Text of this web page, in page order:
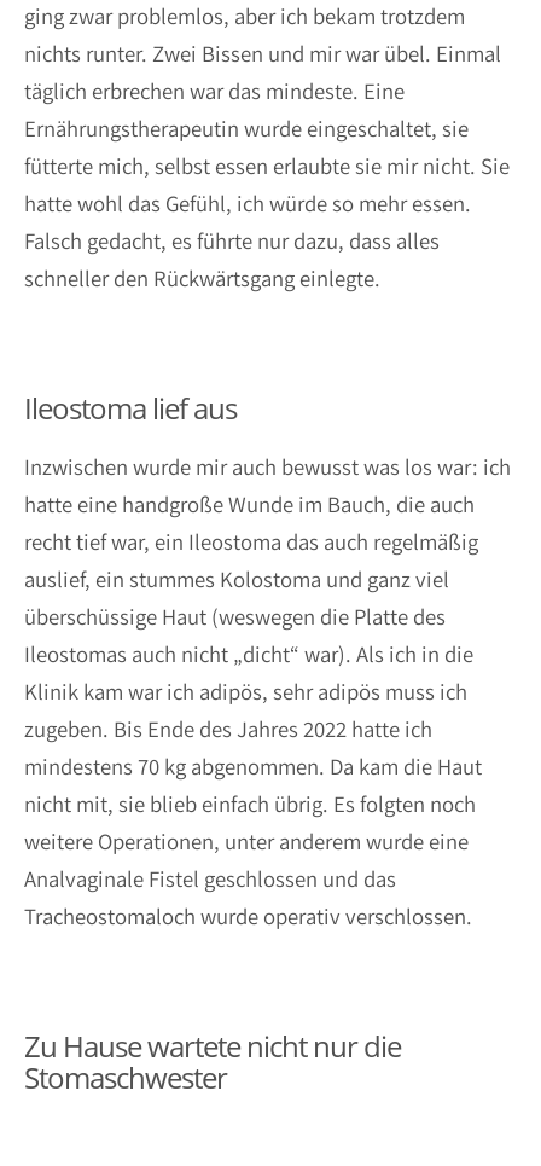
ging zwar problemlos, aber ich bekam trotzdem
nichts runter. Zwei Bissen und mir war übel. Einmal
täglich erbrechen war das mindeste. Eine
Ernährungstherapeutin wurde eingeschaltet, sie
fütterte mich, selbst essen erlaubte sie mir nicht. Sie
hatte wohl das Gefühl, ich würde so mehr essen.
Falsch gedacht, es führte nur dazu, dass alles
schneller den Rückwärtsgang einlegte.
Ileostoma lief aus
Inzwischen wurde mir auch bewusst was los war: ich
hatte eine handgroße Wunde im Bauch, die auch
recht tief war, ein Ileostoma das auch regelmäßig
auslief, ein stummes Kolostoma und ganz viel
überschüssige Haut (weswegen die Platte des
Ileostomas auch nicht „dicht“ war). Als ich in die
Klinik kam war ich adipös, sehr adipös muss ich
zugeben. Bis Ende des Jahres 2022 hatte ich
mindestens 70 kg abgenommen. Da kam die Haut
nicht mit, sie blieb einfach übrig. Es folgten noch
weitere Operationen, unter anderem wurde eine
Analvaginale Fistel geschlossen und das
Tracheostomaloch wurde operativ verschlossen.
Zu Hause wartete nicht nur die
Stomaschwester